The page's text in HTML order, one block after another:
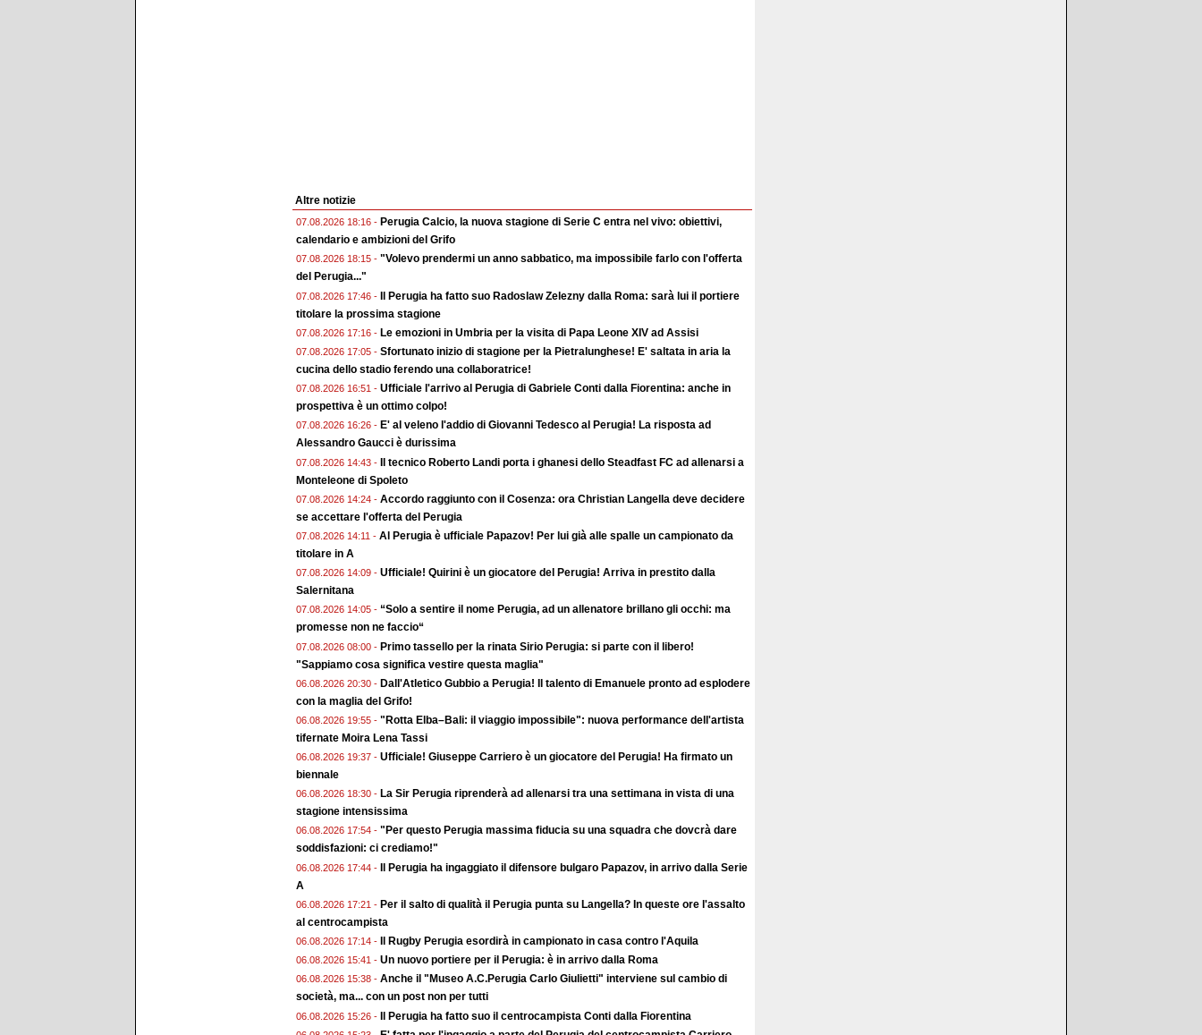
Altre notizie
07.08.2026 18:16 - Perugia Calcio, la nuova stagione di Serie C entra nel vivo: obiettivi,
calendario e ambizioni del Grifo
07.08.2026 18:15 - "Volevo prendermi un anno sabbatico, ma impossibile farlo con l'offerta
del Perugia..."
07.08.2026 17:46 - Il Perugia ha fatto suo Radoslaw Zelezny dalla Roma: sarà lui il portiere
titolare la prossima stagione
07.08.2026 17:16 - Le emozioni in Umbria per la visita di Papa Leone XIV ad Assisi
07.08.2026 17:05 - Sfortunato inizio di stagione per la Pietralunghese! E' saltata in aria la
cucina dello stadio ferendo una collaboratrice!
07.08.2026 16:51 - Ufficiale l'arrivo al Perugia di Gabriele Conti dalla Fiorentina: anche in
prospettiva è un ottimo colpo!
07.08.2026 16:26 - E' al veleno l'addio di Giovanni Tedesco al Perugia! La risposta ad
Alessandro Gaucci è durissima
07.08.2026 14:43 - Il tecnico Roberto Landi porta i ghanesi dello Steadfast FC ad allenarsi a
Monteleone di Spoleto
07.08.2026 14:24 - Accordo raggiunto con il Cosenza: ora Christian Langella deve decidere
se accettare l'offerta del Perugia
07.08.2026 14:11 - Al Perugia è ufficiale Papazov! Per lui già alle spalle un campionato da
titolare in A
07.08.2026 14:09 - Ufficiale! Quirini è un giocatore del Perugia! Arriva in prestito dalla
Salernitana
07.08.2026 14:05 - “Solo a sentire il nome Perugia, ad un allenatore brillano gli occhi: ma
promesse non ne faccio“
07.08.2026 08:00 - Primo tassello per la rinata Sirio Perugia: si parte con il libero!
"Sappiamo cosa significa vestire questa maglia"
06.08.2026 20:30 - Dall'Atletico Gubbio a Perugia! Il talento di Emanuele pronto ad esplodere
con la maglia del Grifo!
06.08.2026 19:55 - "Rotta Elba–Bali: il viaggio impossibile": nuova performance dell'artista
tifernate Moira Lena Tassi
06.08.2026 19:37 - Ufficiale! Giuseppe Carriero è un giocatore del Perugia! Ha firmato un
biennale
06.08.2026 18:30 - La Sir Perugia riprenderà ad allenarsi tra una settimana in vista di una
stagione intensissima
06.08.2026 17:54 - "Per questo Perugia massima fiducia su una squadra che dovcrà dare
soddisfazioni: ci crediamo!"
06.08.2026 17:44 - Il Perugia ha ingaggiato il difensore bulgaro Papazov, in arrivo dalla Serie
A
06.08.2026 17:21 - Per il salto di qualità il Perugia punta su Langella? In queste ore l'assalto
al centrocampista
06.08.2026 17:14 - Il Rugby Perugia esordirà in campionato in casa contro l'Aquila
06.08.2026 15:41 - Un nuovo portiere per il Perugia: è in arrivo dalla Roma
06.08.2026 15:38 - Anche il "Museo A.C.Perugia Carlo Giulietti" interviene sul cambio di
società, ma... con un post non per tutti
06.08.2026 15:26 - Il Perugia ha fatto suo il centrocampista Conti dalla Fiorentina